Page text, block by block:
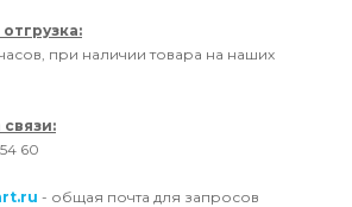
часов, при наличии товара на наших
60
- общая почта для запросов